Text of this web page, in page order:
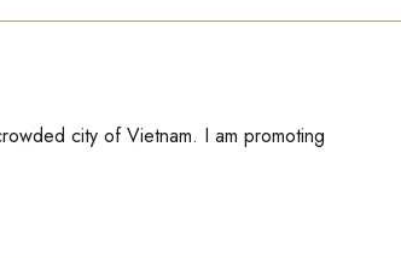
city of Vietnam. I am promoting